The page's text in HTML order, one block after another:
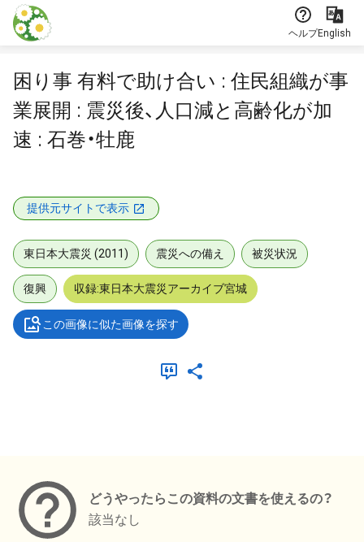
本文に飛ぶ
ヘルプEnglish
困り事 有料で助け合い : 住民組織が事
業展開 : 震災後、人口減と高齢化が加
速 : 石巻・牡鹿
提供元サイトで表示
東日本大震災 (2011) 震災への備え 被災状況
復興 収録:東日本大震災アーカイブ宮城
この画像に似た画像を探す
どうやったらこの資料の文書を使えるの？
該当なし